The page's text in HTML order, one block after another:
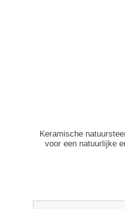
Keramische
voor een natuurlijke